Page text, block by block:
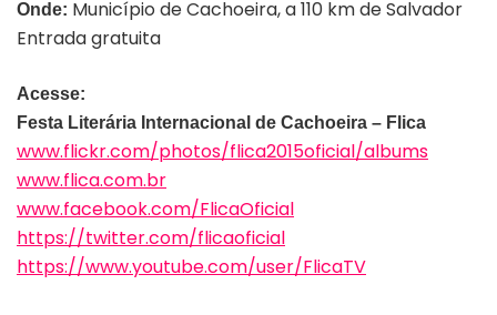
Onde: Município de Cachoeira, a 110 km de Salvador
Entrada gratuita
Acesse:
Festa Literária Internacional de Cachoeira – Flica
www.flickr.com/photos/flica2015oficial/albums
www.flica.com.br
www.facebook.com/FlicaOficial
https://twitter.com/flicaoficial
https://www.youtube.com/user/FlicaTV